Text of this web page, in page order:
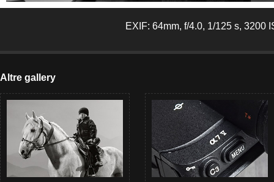
EXIF: 64mm, f/4.0, 1/125 s, 3200
Altre gallery